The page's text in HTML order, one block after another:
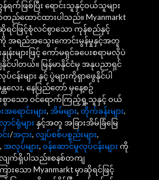
က်ဖြစ်ပြီး ရောင်းသူနှင့်ဝယ်သူများ
ောင်ထားပါသည်။ Myanmarkt
ရင်ဖြင့်စုံလင်စွာသော ကုန်စည်နှင့်
ကို အရည်အသွေးကောင်းမွန်မှုနှင့်အတူ
န်းများဖြင့် ကော်မရှင်ခပေးစရာမလိုပဲ
င်ပါတယ်။ မြန်မာနိုင်ငံမှ အနုပညာရှင်
ပ်ငန်းများ နှင့် ပွဲများကိုရှာဖွေနိုင်ပါ
လေး, နေပြည်တော် မှနေ့စဥ်
ားစွာသော ဝင်ရောက်ကြည့်ရှု့သူနှင့် ဝယ်
အရောင်းများ, အိမ်များ, တိုက်ခန်းများ,
င်ရုံများ နှင့်အတူ အခြားအိမ်ခြံမြေ
း/အငှား, လျှပ်စစ်ပစ္စည်းများ,
, အလုပ်များ, ဝန်ဆောင်မှုလုပ်ငန်းများ ကို
လျက်ရှိပါသည်။စနစ်တကျ
းသော Myanmarkt မှာဆိုရင်ဖြင့်